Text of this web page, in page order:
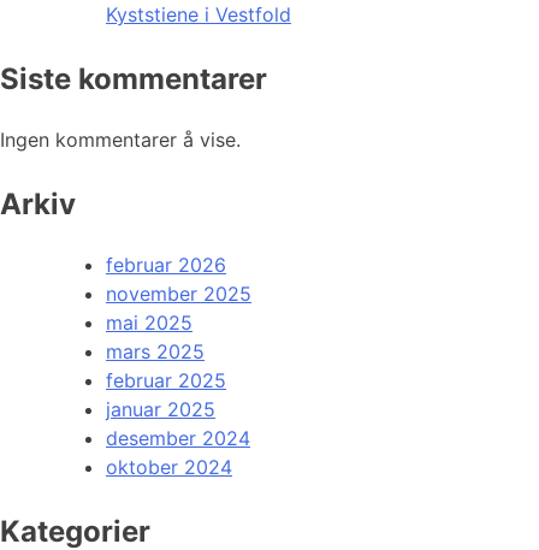
Kyststiene i Vestfold
Siste kommentarer
Ingen kommentarer å vise.
Arkiv
februar 2026
november 2025
mai 2025
mars 2025
februar 2025
januar 2025
desember 2024
oktober 2024
Kategorier